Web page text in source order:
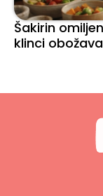
Šakirin
klinci